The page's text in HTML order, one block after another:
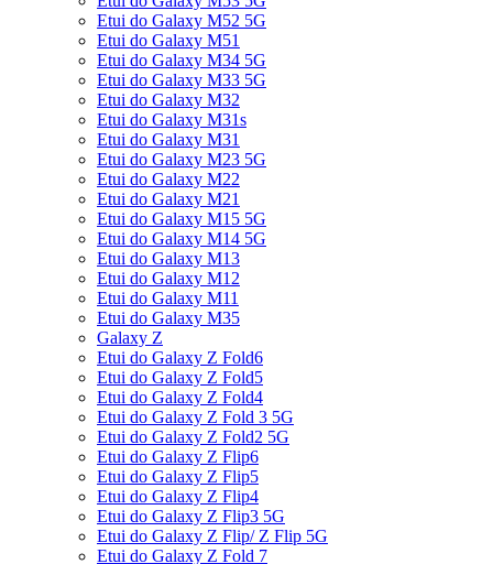
Etui do Galaxy M52 5G
Etui do Galaxy M51
Etui do Galaxy M34 5G
Etui do Galaxy M33 5G
Etui do Galaxy M32
Etui do Galaxy M31s
Etui do Galaxy M31
Etui do Galaxy M23 5G
Etui do Galaxy M22
Etui do Galaxy M21
Etui do Galaxy M15 5G
Etui do Galaxy M14 5G
Etui do Galaxy M13
Etui do Galaxy M12
Etui do Galaxy M11
Etui do Galaxy M35
Galaxy Z
Etui do Galaxy Z Fold6
Etui do Galaxy Z Fold5
Etui do Galaxy Z Fold4
Etui do Galaxy Z Fold 3 5G
Etui do Galaxy Z Fold2 5G
Etui do Galaxy Z Flip6
Etui do Galaxy Z Flip5
Etui do Galaxy Z Flip4
Etui do Galaxy Z Flip3 5G
Etui do Galaxy Z Flip/ Z Flip 5G
Etui do Galaxy Z Fold 7